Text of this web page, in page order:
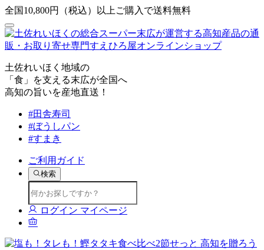
全国10,800円（税込）以上ご購入で送料無料
土佐れいほく地域の
「食」を支える末広が全国へ
高知の旨いを産地直送！
#田舎寿司
#ぼうしパン
#すまき
ご利用ガイド
検索
ログイン マイページ